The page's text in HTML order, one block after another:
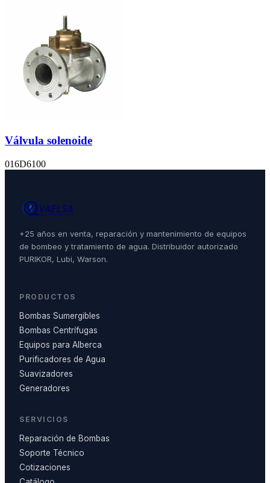
Válvula solenoide
016D6100
+25 años en venta, reparación y mantenimiento de equipos
de bombeo y tratamiento de agua. Distribuidor autorizado
PURIKOR, Lubi, Warson.
PRODUCTOS
Bombas Sumergibles
Bombas Centrífugas
Equipos para Alberca
Purificadores de Agua
Suavizadores
Generadores
SERVICIOS
Reparación de Bombas
Soporte Técnico
Cotizaciones